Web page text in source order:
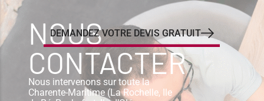
DEMANDEZ VOTRE DEVIS GRATUIT
NOUS
CONTACTER
Nous intervenons sur toute la
Charente-Maritime (La Rochelle, Ile